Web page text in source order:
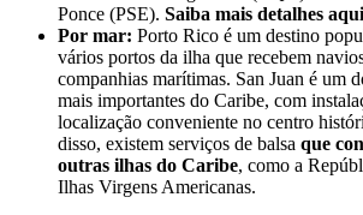
Ponce (PSE). Saiba mais detalhes
Por mar: Porto Rico é um destino
vários portos da ilha que recebem
companhias marítimas. San Juan é um
mais importantes do Caribe, com
localização conveniente no centro
disso, existem serviços de balsa que
outras ilhas do Caribe, como a
Ilhas Virgens Americanas.